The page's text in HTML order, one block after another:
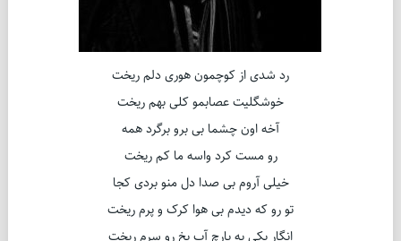
رد شدی از کوچمون هوری دلم ریخت
خوشگلیت عصابمو کلی بهم ریخت
آخه اون چشما بی برو برگرد همه
رو مست کرد واسه ما کم ریخت
خیلی آروم بی صدا دل منو بردی کجا
تو رو که دیدم بی هوا کرک و پرم ریخت
انگار یکی یه پارچ آب یخ رو سرم ریخت